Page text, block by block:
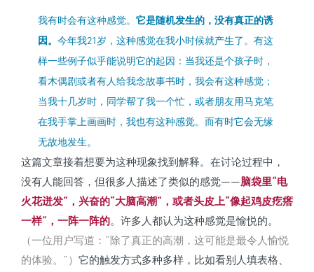
我有时会有这种感觉。 它是随机发生的，没有真正的诱
因。 今年我21岁，这种感觉在我小时候就产生了。有这
样一些例子似乎能说明它的起因：当我还是个孩子时，
看木偶剧或者有人给我念故事书时，我会有这种感觉；
当我十几岁时，同学帮了我一个忙，或者朋友用马克笔
在我手掌上画画时，我也有这种感觉。而有时它会无缘
无故地发生。
这篇文章接着想要为这种现象找到解释。在讨论过程中，
没有人能回答，但很多人描述了类似的感觉——脑袋里“电
火花迸发”，兴奋的“大脑高潮”，或者头皮上“像起鸡皮疙瘩
一样”，一阵一阵的。许多人都认为这种感觉是愉悦的。
（一位用户写道：“除了真正的高潮，这可能是最令人愉悦
的体验。”） 它的触发方式多种多样，比如看别人填表格、